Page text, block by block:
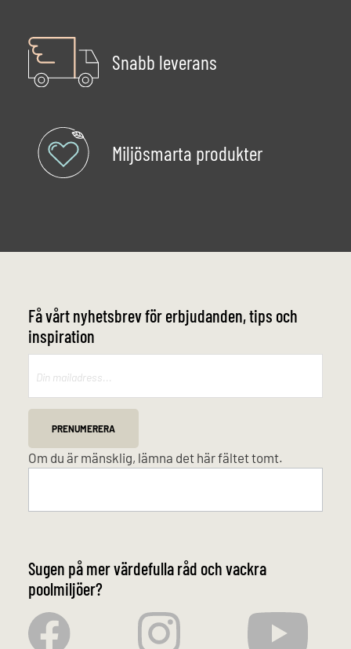
Snabb leverans
Miljösmarta produkter
Få vårt nyhetsbrev för erbjudanden, tips och
inspiration
PRENUMERERA
Om du är mänsklig, lämna det här fältet tomt.
Sugen på mer värdefulla råd och vackra
poolmiljöer?